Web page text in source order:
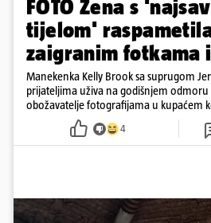
FOTO Žena s
tijelom'
zaigranim fotkama
Manekenka Kelly Brook sa suprugom
prijateljima uživa na godišnjem odmoru
obožavatelje fotografijama u kupaćem
4